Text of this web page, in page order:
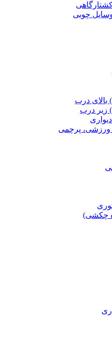
چوبی
بالای درب
زیر درب
ورزشی، پرچمی
چکشی)